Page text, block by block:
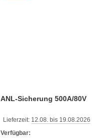
ANL-Sicherung 500A/80V
Lieferzeit: 12.08. bis 19.08.2026
Verfügbar: